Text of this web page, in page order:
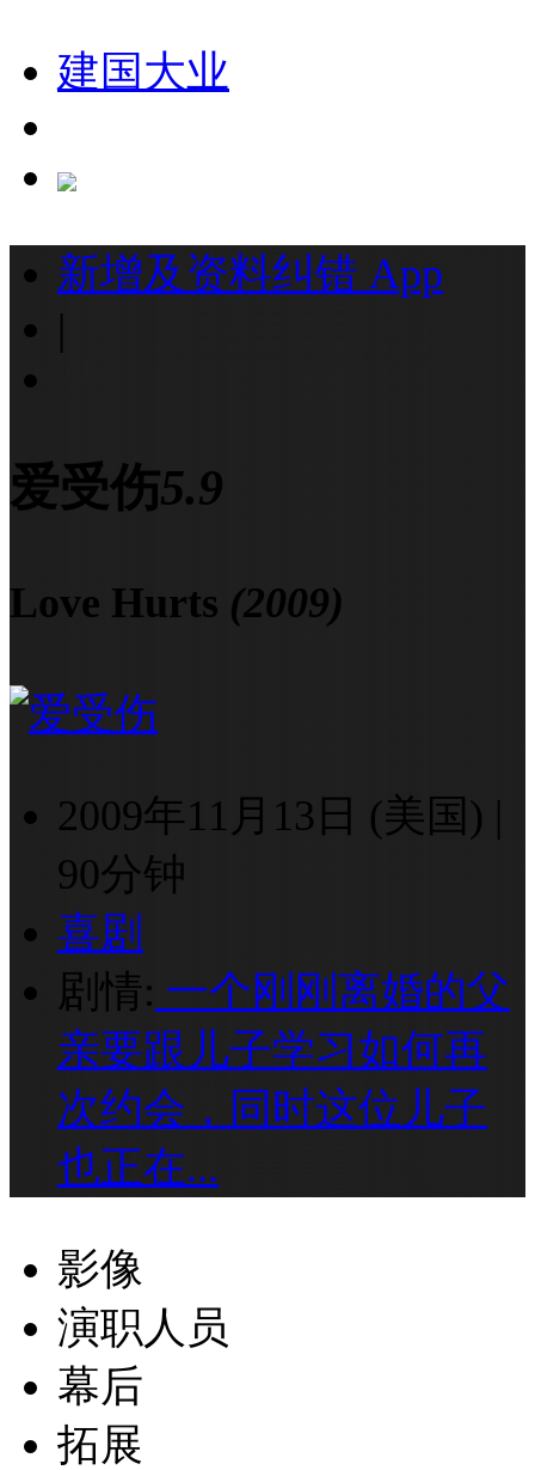
建国大业
新增及资料纠错 App
|
爱受伤5.9
Love Hurts (2009)
2009年11月13日 (美国) |
90分钟
喜剧
剧情: 一个刚刚离婚的父
亲要跟儿子学习如何再
次约会，同时这位儿子
也正在...
影像
演职人员
幕后
拓展